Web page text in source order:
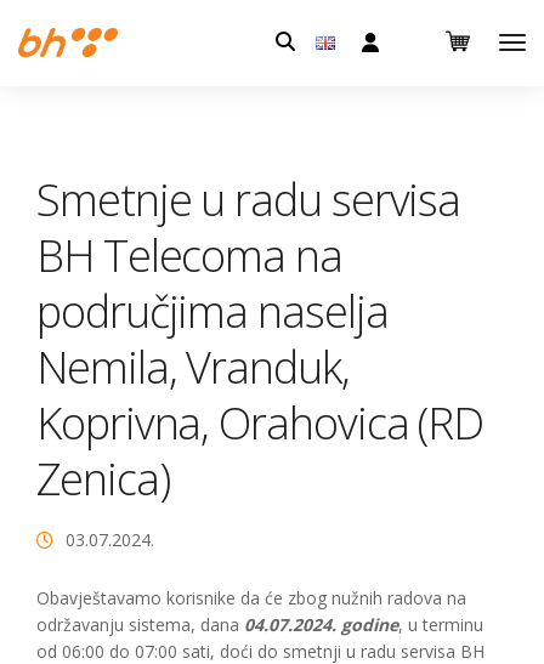
Pretraga:
Smetnje u radu servisa
BH Telecoma na
područjima naselja
Nemila, Vranduk,
Koprivna, Orahovica (RD
Zenica)
03.07.2024.
Obavještavamo korisnike da će zbog nužnih radova na
održavanju sistema, dana 04.07.2024. godine, u terminu
od 06:00 do 07:00 sati, doći do smetnji u radu servisa BH